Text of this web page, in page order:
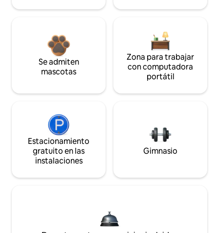
Se admiten
mascotas
Zona para trabajar
con computadora
portátil
Estacionamiento
gratuito en las
instalaciones
Gimnasio